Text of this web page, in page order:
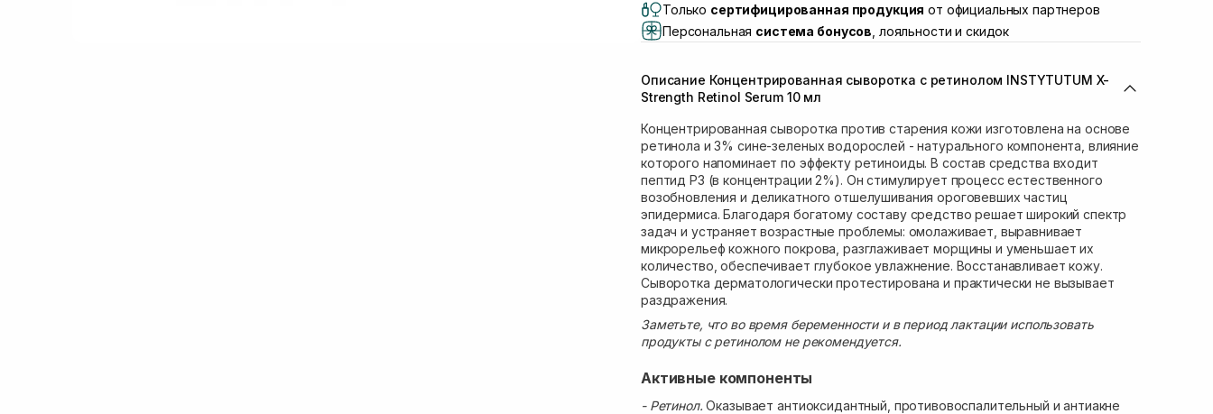
Самовывоз Львов (Ивана Франко 36) Нет в наличии!
Самовывоз г. Львов ул. Степана Бандеры 43 В наличии
Самовывоз г. Ровно, ул. Кулика и Гудачека 23 (ТЦ Экватор) Нет в наличии!
Только сертифицированная продукция от официальных партнеров
Персональная система бонусов , лояльности и скидок
Описание Концентрированная сыворотка с ретинолом INSTYTUTUM X-
Strength Retinol Serum 10 мл
Концентрированная сыворотка против старения кожи изготовлена ​​на основе
ретинола и 3% сине-зеленых водорослей - натурального компонента, влияние
которого напоминает по эффекту ретиноиды. В состав средства входит
пептид P3 (в концентрации 2%). Он стимулирует процесс естественного
возобновления и деликатного отшелушивания ороговевших частиц
эпидермиса. Благодаря богатому составу средство решает широкий спектр
задач и устраняет возрастные проблемы: омолаживает, выравнивает
микрорельеф кожного покрова, разглаживает морщины и уменьшает их
количество, обеспечивает глубокое увлажнение. Восстанавливает кожу.
Сыворотка дерматологически протестирована и практически не вызывает
раздражения.
Заметьте, что во время беременности и в период лактации использовать
продукты с ретинолом не рекомендуется.
Активные компоненты
- Ретинол.Оказывает антиоксидантный, противовоспалительный и антиакне